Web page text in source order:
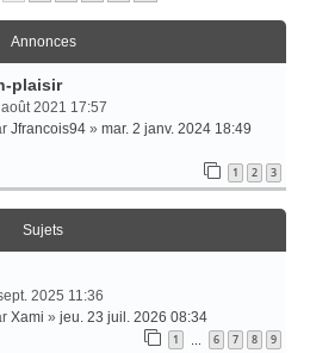
Annonces
plaisir
2021 17:57
Jfrancois94 » mar. 2 janv. 2024 18:49
1 2 3
Sujets
2025 11:36
Xami » jeu. 23 juil. 2026 08:34
1 6 7 8 9